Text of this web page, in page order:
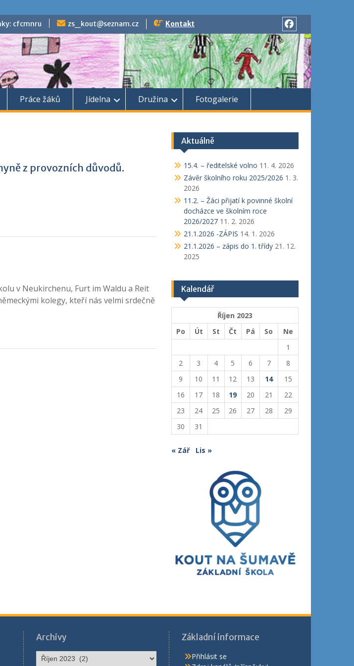
cfcmnru zs_kout@seznam.cz
Kontakt
Facebook
Práce žáků Jídelna Družina Fotogalerie
z provozních důvodů.
v Neukirchenu, Furt im Waldu a Reit
kolegy, kteří nás velmi srdečně
Aktuálně
15.4. – ředitelské volno 11. 4. 2026
Závěr školního roku 2025/2026 1. 3.
2026
11.2. – Žáci přijatí k povinné školní
docházce ve školním roce
2026/2027 11. 2. 2026
21.1.2026 -ZÁPIS 14. 1. 2026
21.1.2026 – zápis do 1. třídy 21. 12.
2025
Kalendář
Říjen 2023
Po
Út St Čt Pá So
Ne
1
2
3 4 5 6 7
8
9
10 11 12 13 14
15
16
17 18 19 20 21
22
23
24 25 26 27 28
29
30
31
« Zář Lis »
Archivy
Archivy
Základní informace
Přihlásit se